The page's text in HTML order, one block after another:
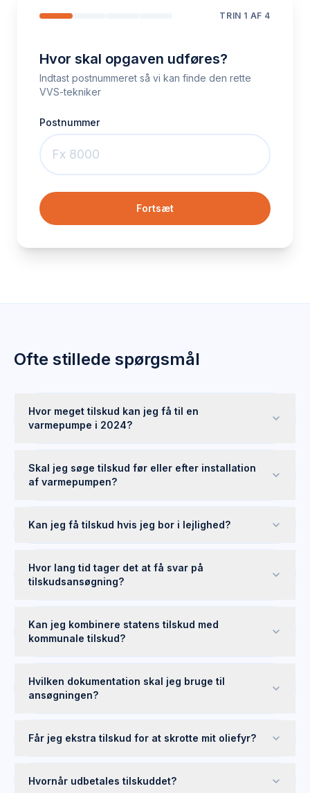
TRIN 1 AF 4
Hvor skal opgaven udføres?
Indtast postnummeret så vi kan finde den rette
VVS-tekniker
Postnummer
Fortsæt
Ofte stillede spørgsmål
Hvor meget tilskud kan jeg få til en
varmepumpe i 2024?
Skal jeg søge tilskud før eller efter installation
af varmepumpen?
Kan jeg få tilskud hvis jeg bor i lejlighed?
Hvor lang tid tager det at få svar på
tilskudsansøgning?
Kan jeg kombinere statens tilskud med
kommunale tilskud?
Hvilken dokumentation skal jeg bruge til
ansøgningen?
Får jeg ekstra tilskud for at skrotte mit oliefyr?
Hvornår udbetales tilskuddet?